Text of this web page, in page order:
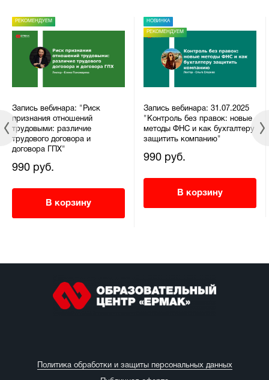
РЕКОМЕНДУЕМ
Запись вебинара: "Риск
признания отношений
трудовыми: различие
трудового договора и
договора ГПХ"
990 руб.
В корзину
НОВИНКА
РЕКОМЕНДУЕМ
Запись вебинара: 31.07.2025
"Контроль без правок: новые
методы ФНС и как бухгалтеру
защитить компанию"
990 руб.
В корзину
Политика обработки и защиты персональных данных